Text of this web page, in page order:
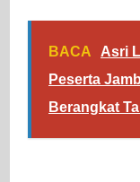
BACA
Asri
Peserta
Berangkat